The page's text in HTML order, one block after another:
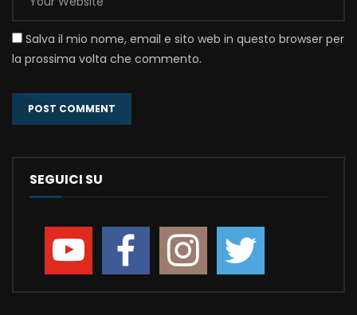
Salva il mio nome, email e sito web in questo browser per
la prossima volta che commento.
SEGUICI SU